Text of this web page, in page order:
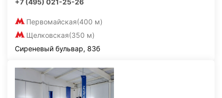
+7 (495) 021-25-26
Первомайская(400 м)
Щелковская(350 м)
Сиреневый бульвар, 83б